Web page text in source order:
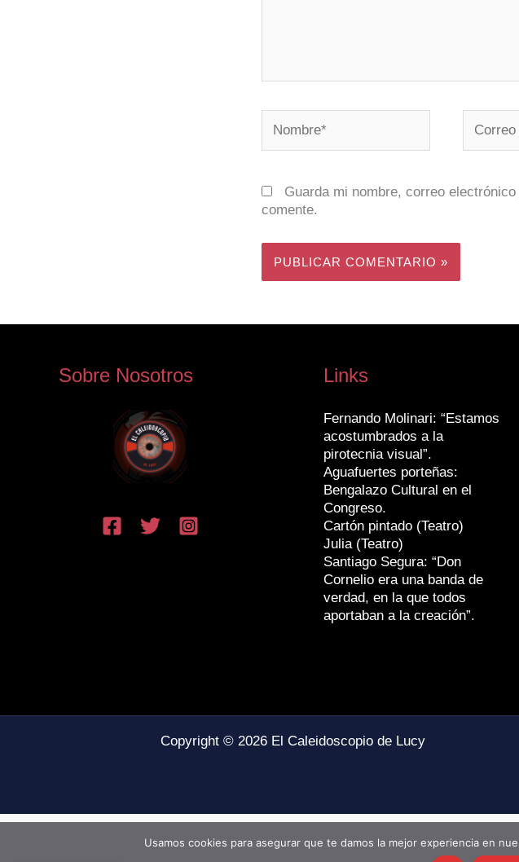
Guarda mi nombre, correo
comente.
Sobre Nosotros Links
Fernando Molinari: “Estamos
acostumbrados a la
pirotecnia visual”.
Aguafuertes porteñas:
Bengalazo Cultural en el
Congreso.
Cartón pintado (Teatro)
Julia (Teatro)
Santiago Segura: “Don
Cornelio era una banda de
verdad, en la que todos
aportaban a la creación”.
Copyright © 2026 El Caleidoscopio de Lucy
Usamos cookies para asegurar que te damos la mejor experiencia en